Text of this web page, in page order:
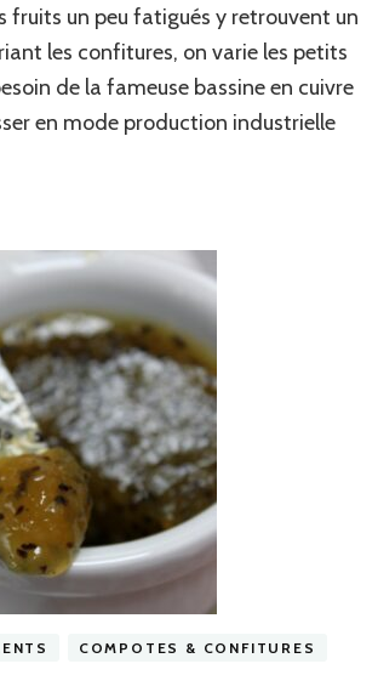
fruits un peu fatigués y retrouvent un
les confitures, on varie les petits
de la fameuse bassine en cuivre
en mode production industrielle
COMPOTES & CONFITURES